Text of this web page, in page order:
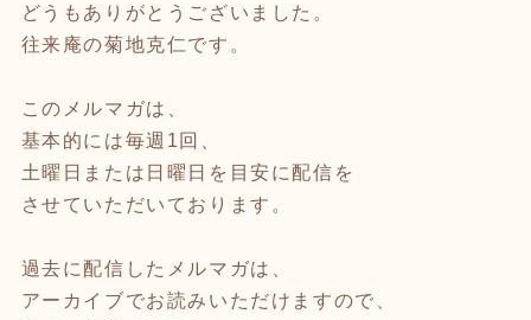
どうもありがとうございました。
往来庵の菊地克仁です。
このメルマガは、
基本的には毎週1回、
土曜日または日曜日を目安に配信を
させていただいております。
過去に配信したメルマガは、
アーカイブでお読みいただけますので、